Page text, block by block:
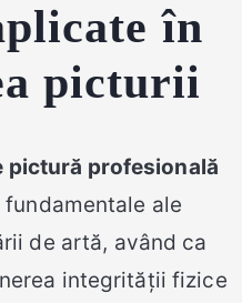
în
picturii
pictură profesională
ale
de artă, având ca
integrității fizice